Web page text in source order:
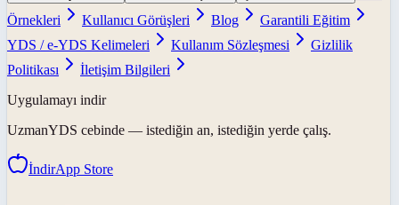
Örnekleri
Kullanıcı Görüşleri Blog
Garantili Eğitim
YDS / e-YDS Kelimeleri
Kullanım Sözleşmesi
Gizlilik
Politikası
İletişim Bilgileri
Uygulamayı indir
UzmanYDS cebinde — istediğin an, istediğin yerde çalış.
İndirApp Store